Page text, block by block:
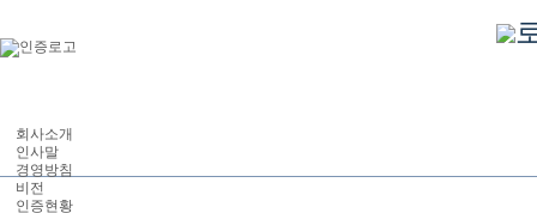
회사소개
인사말
경영방침
비전
인증현황